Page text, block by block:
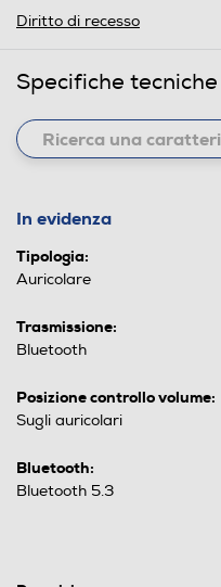
Diritto di recesso
Specifiche tecniche
In evidenza
Tipologia:
Auricolare
Trasmissione:
Bluetooth
Posizione controllo volume:
Sugli auricolari
Bluetooth:
Bluetooth 5.3